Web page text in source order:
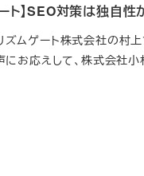
ト】SEO対策は独自
ズムゲート株式会社の村
にお応えして、株式会社